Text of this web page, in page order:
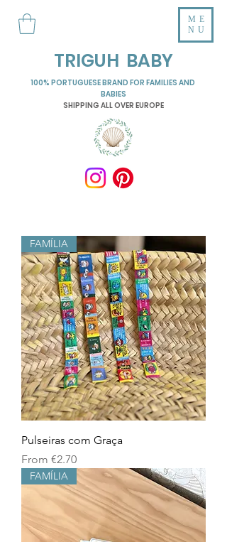
TRIGUH BABY
ME
NU
100% PORTUGUESE BRAND FOR FAMILIES AND
BABIES
SHIPPING ALL OVER EUROPE
FAMÍLIA
Pulseiras com Graça
From €2.70
Sale Price
FAMÍLIA